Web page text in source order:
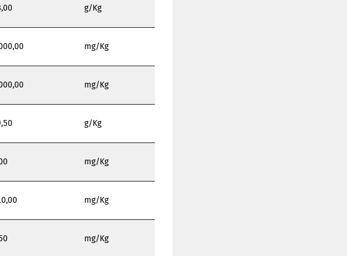
g/Kg
mg/Kg
mg/Kg
g/Kg
mg/Kg
mg/Kg
mg/Kg